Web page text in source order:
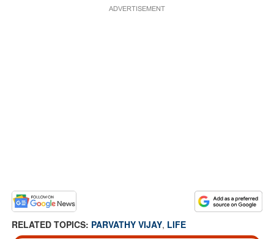
ADVERTISEMENT
RELATED TOPICS: PARVATHY VIJAY, LIFE